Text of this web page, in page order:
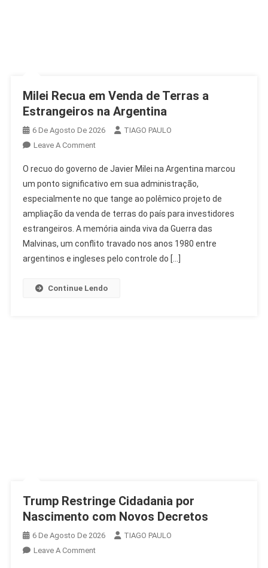
Milei Recua em Venda de Terras a
Estrangeiros na Argentina
6 De Agosto De 2026
TIAGO PAULO
Leave A CommentOn
Recua
Em
Venda
De
Terras
A
Estrangeiros
O recuo do governo de Javier Milei na Argentina marcou
um ponto significativo em sua administração,
especialmente no que tange ao polêmico projeto de
ampliação da venda de terras do país para investidores
estrangeiros. A memória ainda viva da Guerra das
Malvinas, um conflito travado nos anos 1980 entre
argentinos e ingleses pelo controle do […]
Continue Lendo
Trump Restringe Cidadania por
Nascimento com Novos Decretos
6 De Agosto De 2026
TIAGO PAULO
Leave A CommentOn